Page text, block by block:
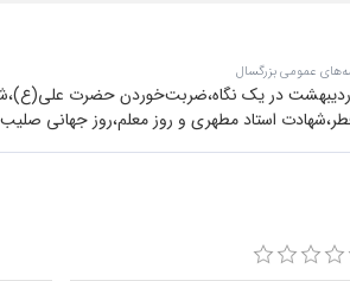
عمومی بزرگسال
در یک نگاه،ضربت‌خوردن حضرت
استاد مطهری و روز معلم،روز جهانی